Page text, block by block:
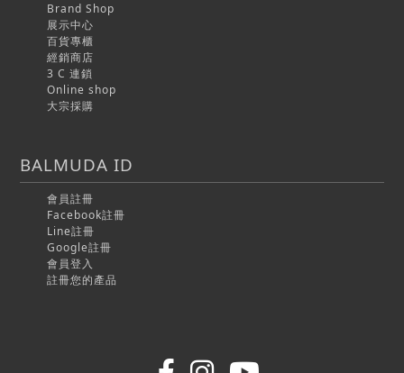
Brand Shop
展示中心
百貨專櫃
經銷商店
3 C 連鎖
Online shop
大宗採購
BALMUDA ID
會員註冊
Facebook註冊
Line註冊
Google註冊
會員登入
註冊您的產品